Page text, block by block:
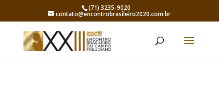
(71) 3235-9020
contato@encontrobrasileiro2020.com.br